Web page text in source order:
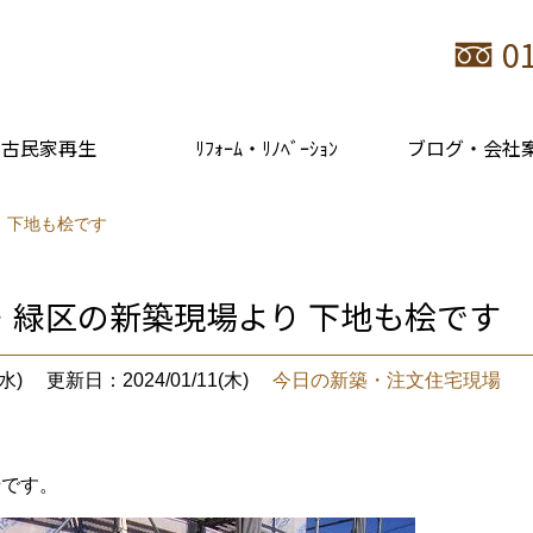
古民家再生 ﾘﾌｫｰﾑ・ﾘﾉﾍﾞｰｼｮﾝ ブログ・会社
下地も桧です
区の新築現場より 下地も桧です
) 更新日：2024/01/11(木) 今日の新築・注文住宅現場
す。